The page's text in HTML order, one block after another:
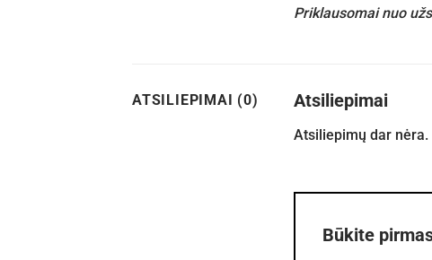
Priklausomai nuo
ATSILIEPIMAI (0) Atsiliepimai
Atsiliepimų dar nėra.
Būkite